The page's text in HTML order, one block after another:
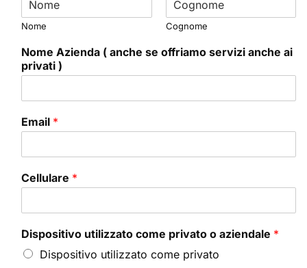
Nome Cognome
Nome Azienda ( anche se offriamo servizi anche ai
privati )
Email *
Cellulare *
Dispositivo utilizzato come privato o aziendale *
Dispositivo utilizzato come privato